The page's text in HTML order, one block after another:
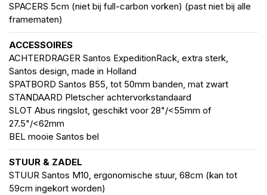
SPACERS 5cm (niet bij full-carbon vorken) (past niet bij alle
framematen)
ACCESSOIRES
ACHTERDRAGER Santos ExpeditionRack, extra sterk,
Santos design, made in Holland
SPATBORD Santos B55, tot 50mm banden, mat zwart
STANDAARD Pletscher achtervorkstandaard
SLOT Abus ringslot, geschikt voor 28"/<55mm of
27.5"/<62mm
BEL mooie Santos bel
STUUR & ZADEL
STUUR Santos M10, ergonomische stuur, 68cm (kan tot
59cm ingekort worden)